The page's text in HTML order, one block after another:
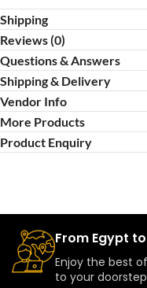
Shipping
Reviews (0)
Questions & Answers
Shipping & Delivery
Vendor Info
More Products
Product Enquiry
From Egypt
Enjoy the best
to your